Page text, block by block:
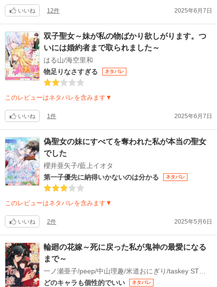
いいね 12件 2025年6月7日
双子聖女～妹が私の物ばかり欲しがります。つ
いには婚約者まで取られました～
はる山/海空里和
物足りなさすぎる
ネタバレ
このレビューはネタバレを含みます▼
いいね 1件 2025年6月7日
偽聖女の妹にすべてを奪われた私が本当の聖女
でした
櫻井亜矢子/藍上イオタ
第一子優先に納得いかないのは分かる
ネタバレ
このレビューはネタバレを含みます▼
いいね 2件 2025年5月6日
輪廻の花嫁～死に戻った私が鬼神の最愛になる
まで～
どのキャラも個性的でいい
ネタバレ